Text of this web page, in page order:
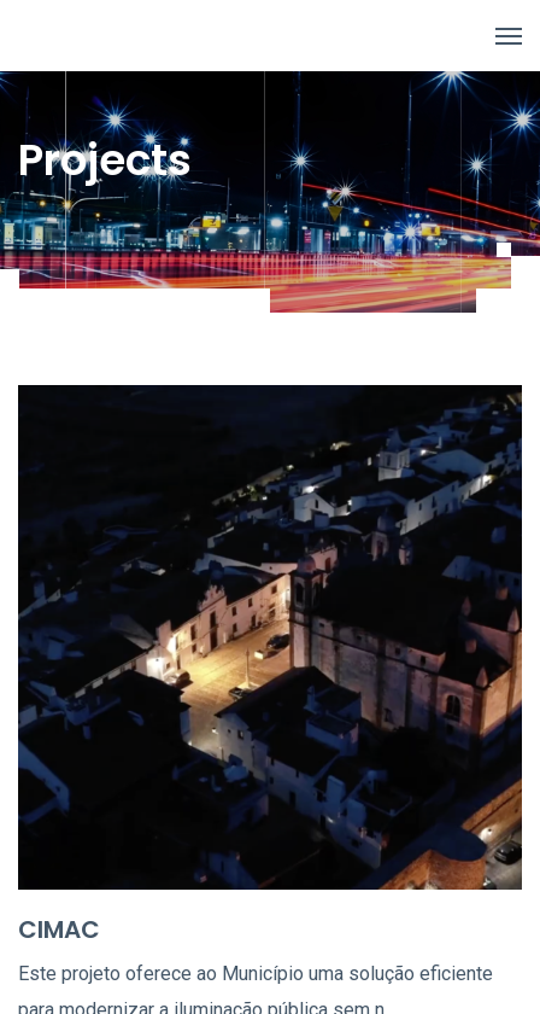
Projects
CIMAC
Este projeto oferece ao Município uma solução eficiente